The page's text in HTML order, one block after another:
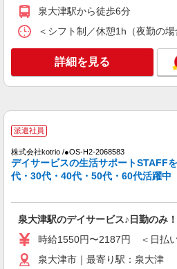
時給1550円〜
通費全支給(ガソリン
泉大津市｜最寄
キープ
株式会社kotrio /●OS-H2-2009572
時給1550円〜
通費全支給(ガソリン
キープ
派遣社員
株式会社kotrio /●OS-H2-2067332
泉大津駅から徒歩6分
＜シフト制／休憩1h（夜勤の
詳細を見る
派遣社員
株式会社kotrio /●OS-H2-2068583
デイサービスの生活サポートSTAFF
代・30代・40代・50代・60代活躍中
泉大津駅のデイサービス♪日勤のみ
時給1550円〜2187円 ＜日払
泉大津市｜最寄り駅：泉大津